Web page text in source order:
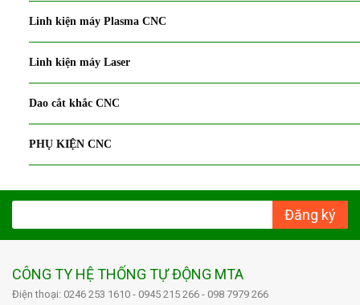
Linh kiện máy Plasma CNC
Linh kiện máy Laser
Dao cắt khắc CNC
PHỤ KIỆN CNC
Đăng ký
CÔNG TY HỆ THỐNG TỰ ĐỘNG MTA
Điện thoại: 0246 253 1610 - 0945 215 266 - 098 7979 266